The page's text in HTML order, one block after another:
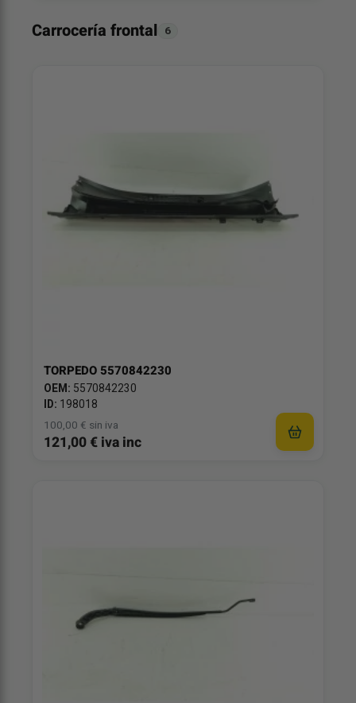
Carrocería frontal 6
TORPEDO 5570842230
OEM: 5570842230
ID: 198018
100,00 € sin iva
121,00 € iva inc